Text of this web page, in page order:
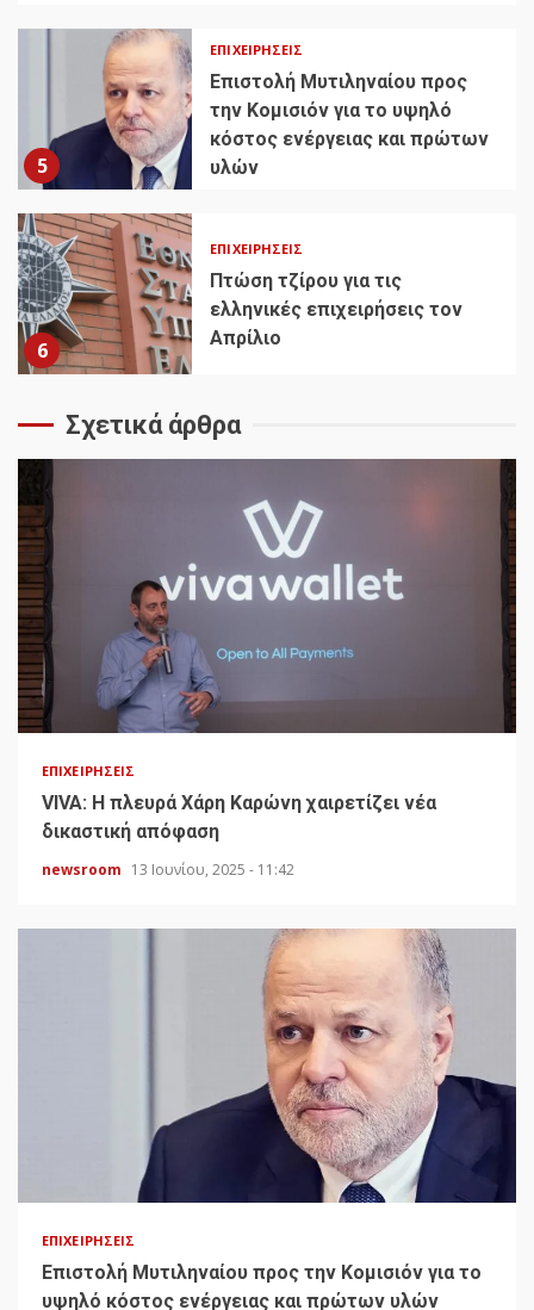
5
ΕΠΙΧΕΙΡΉΣΕΙΣ
Επιστολή Μυτιληναίου προς
την Κομισιόν για το υψηλό
κόστος ενέργειας και πρώτων
υλών
6
ΕΠΙΧΕΙΡΉΣΕΙΣ
Πτώση τζίρου για τις
ελληνικές επιχειρήσεις τον
Απρίλιο
Σχετικά άρθρα
ΕΠΙΧΕΙΡΉΣΕΙΣ
VIVA: Η πλευρά Χάρη Καρώνη χαιρετίζει νέα
δικαστική απόφαση
newsroom 13 Ιουνίου, 2025 - 11:42
ΕΠΙΧΕΙΡΉΣΕΙΣ
Επιστολή Μυτιληναίου προς την Κομισιόν για το
υψηλό κόστος ενέργειας και πρώτων υλών